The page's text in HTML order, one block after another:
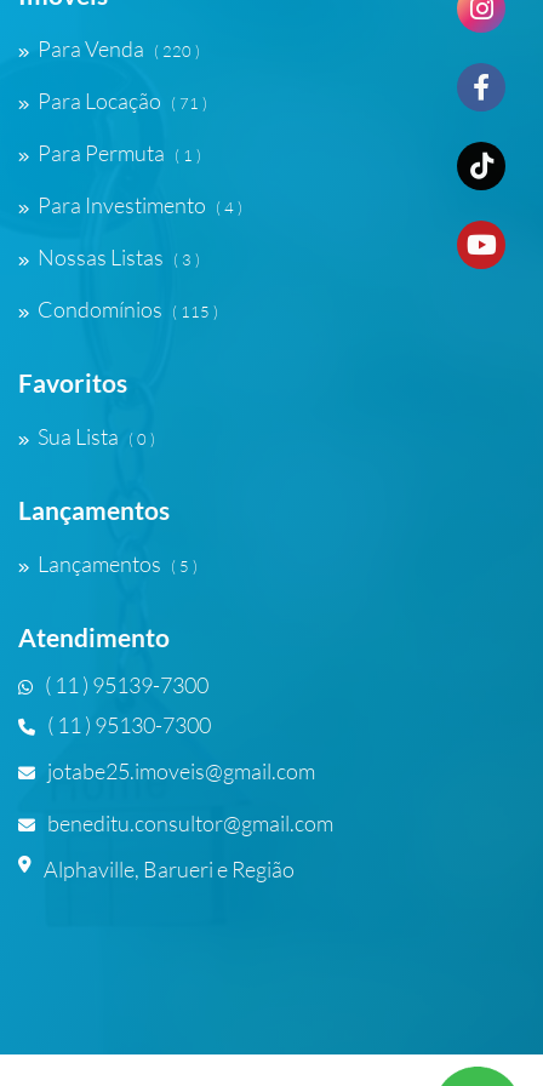
Para Venda ( 220 )
Para Locação ( 71 )
Para Permuta ( 1 )
Para Investimento ( 4 )
Nossas Listas ( 3 )
Condomínios ( 115 )
Favoritos
Sua Lista ( 0 )
Lançamentos
Lançamentos ( 5 )
Atendimento
( 11 ) 95139-7300
( 11 ) 95130-7300
jotabe25.imoveis@gmail.com
beneditu.consultor@gmail.com
Alphaville, Barueri e Região